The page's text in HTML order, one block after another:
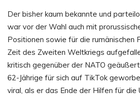
Der bisher kaum bekannte und
war vor der Wahl auch mit
Positionen sowie für die rumänischen
Zeit des Zweiten Weltkriegs
kritisch gegenüber der NATO
62-Jährige für sich auf TikTok
viral, als er das Ende der Hilfen für die